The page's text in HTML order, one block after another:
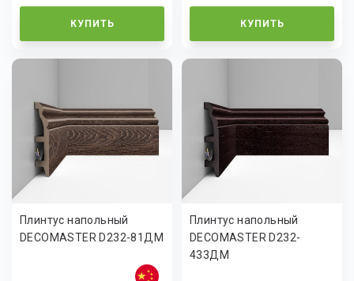
КУПИТЬ КУПИТЬ
Плинтус напольный
DECOMASTER D232-81ДМ
Плинтус напольный
DECOMASTER D232-
433ДМ